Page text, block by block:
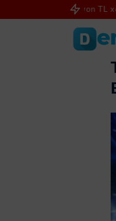
milyon TL xərclədiyi